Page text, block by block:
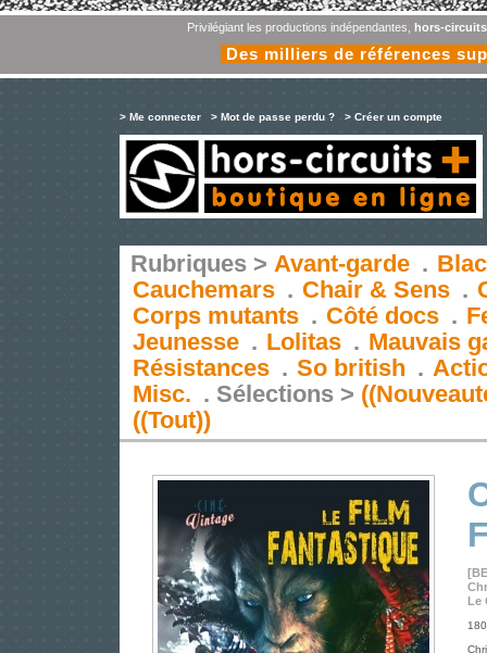
Privilégiant les productions indépendantes, hors-
Des milliers de références
> Me connecter > Mot de passe perdu ? > Créer un compte
Rubriques > Avant-garde .
Cauchemars . Chair & Sens .
Corps mutants . Côté docs .
Jeunesse . Lolitas . Mauvais
Résistances . So british .
Misc. . Sélections >
((Tout))
Le